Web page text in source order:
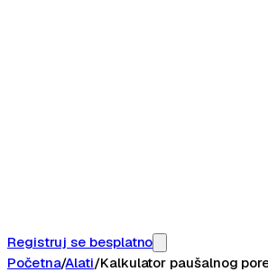
Registruj se besplatno
Početna/Alati/Kalkulator paušalnog